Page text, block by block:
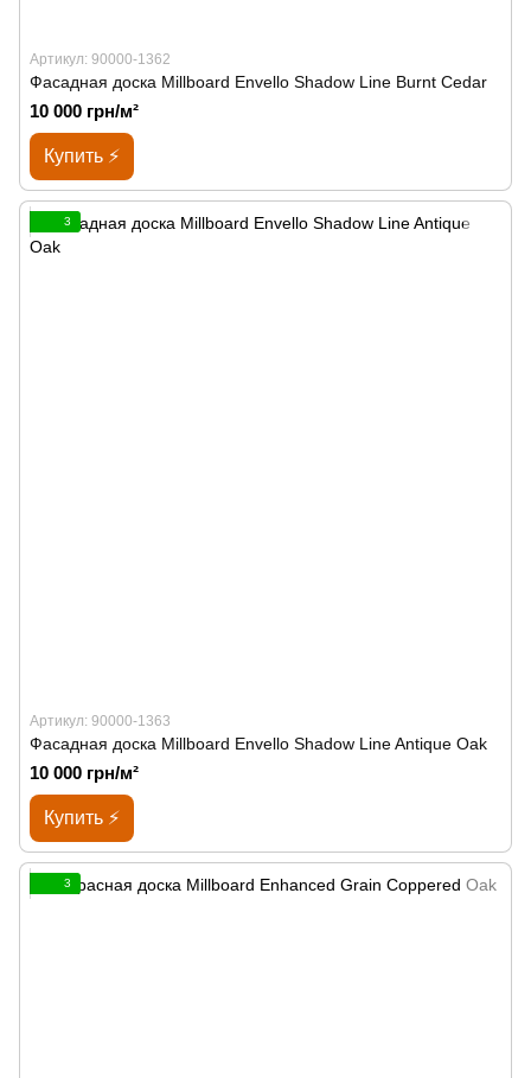
Артикул: 90000-1362
Фасадная доска Millboard Envello Shadow Line Burnt Cedar
10 000 грн/м²
Купить ⚡
3
Артикул: 90000-1363
Фасадная доска Millboard Envello Shadow Line Antique Oak
10 000 грн/м²
Купить ⚡
3